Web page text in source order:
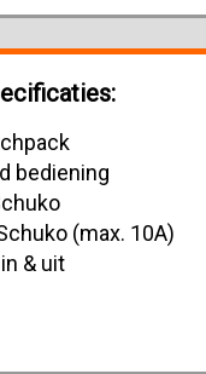
bediening
(max. 10A)
& uit